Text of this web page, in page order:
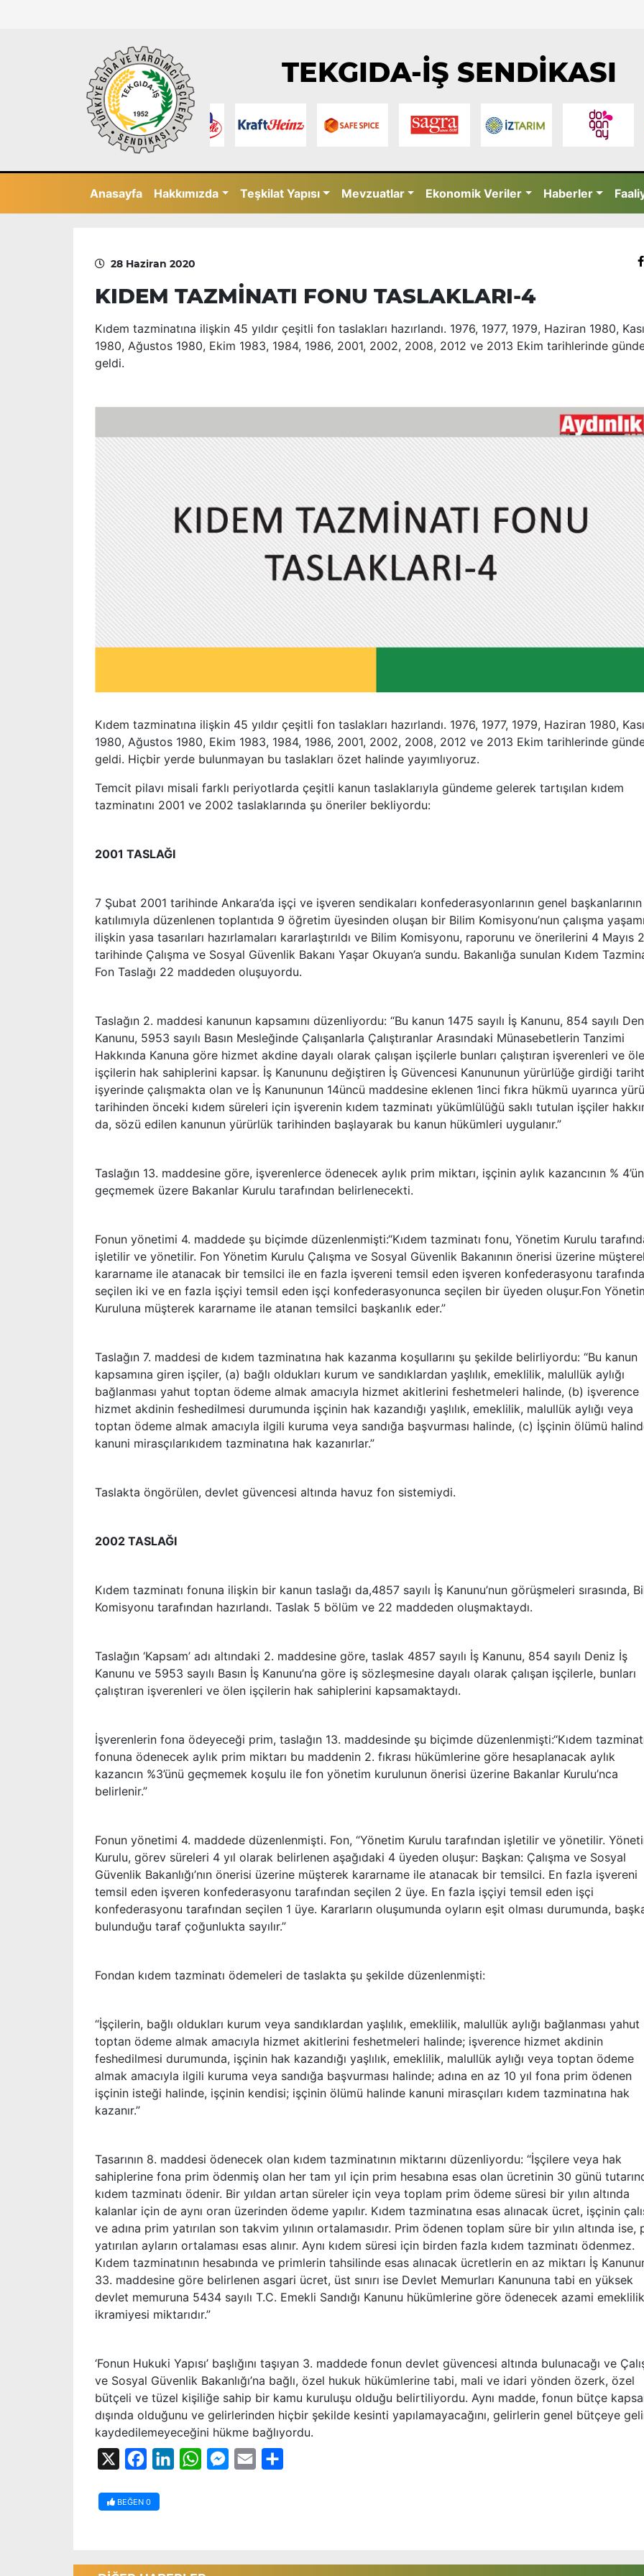
TEKGIDA-İŞ SENDİKASI
Anasayfa Hakkımızda Teşkilat Yapısı Mevzuatlar Ekonomik Veriler Haberler
28 Haziran 2020
KIDEM TAZMİNATI FONU TASLAKLARI-4
Kıdem tazminatına ilişkin 45 yıldır çeşitli fon taslakları hazırlandı. 1976, 1977, 1979, Haziran 1980,
1980, Ağustos 1980, Ekim 1983, 1984, 1986, 2001, 2002, 2008, 2012 ve 2013 Ekim tarihlerinde
geldi.
Kıdem tazminatına ilişkin 45 yıldır çeşitli fon taslakları hazırlandı. 1976, 1977, 1979, Haziran 1980,
1980, Ağustos 1980, Ekim 1983, 1984, 1986, 2001, 2002, 2008, 2012 ve 2013 Ekim tarihlerinde
geldi. Hiçbir yerde bulunmayan bu taslakları özet halinde yayımlıyoruz.
Temcit pilavı misali farklı periyotlarda çeşitli kanun taslaklarıyla gündeme gelerek tartışılan kıdem
tazminatını 2001 ve 2002 taslaklarında şu öneriler bekliyordu:
2001 TASLAĞI
7 Şubat 2001 tarihinde Ankara’da işçi ve işveren sendikaları konfederasyonlarının genel başkanlarının
katılımıyla düzenlenen toplantıda 9 öğretim üyesinden oluşan bir Bilim Komisyonu’nun çalışma
ilişkin yasa tasarıları hazırlamaları kararlaştırıldı ve Bilim Komisyonu, raporunu ve önerilerini 4 Mayıs
tarihinde Çalışma ve Sosyal Güvenlik Bakanı Yaşar Okuyan’a sundu. Bakanlığa sunulan Kıdem
Fon Taslağı 22 maddeden oluşuyordu.
Taslağın 2. maddesi kanunun kapsamını düzenliyordu: “Bu kanun 1475 sayılı İş Kanunu, 854 sayılı
Kanunu, 5953 sayılı Basın Mesleğinde Çalışanlarla Çalıştıranlar Arasındaki Münasebetlerin Tanzimi
Hakkında Kanuna göre hizmet akdine dayalı olarak çalışan işçilerle bunları çalıştıran işverenleri ve
işçilerin hak sahiplerini kapsar. İş Kanununu değiştiren İş Güvencesi Kanununun yürürlüğe girdiği
işyerinde çalışmakta olan ve İş Kanununun 14üncü maddesine eklenen 1inci fıkra hükmü uyarınca
tarihinden önceki kıdem süreleri için işverenin kıdem tazminatı yükümlülüğü saklı tutulan işçiler
da, sözü edilen kanunun yürürlük tarihinden başlayarak bu kanun hükümleri uygulanır.”
Taslağın 13. maddesine göre, işverenlerce ödenecek aylık prim miktarı, işçinin aylık kazancının %
geçmemek üzere Bakanlar Kurulu tarafından belirlenecekti.
Fonun yönetimi 4. maddede şu biçimde düzenlenmişti:“Kıdem tazminatı fonu, Yönetim Kurulu
işletilir ve yönetilir. Fon Yönetim Kurulu Çalışma ve Sosyal Güvenlik Bakanının önerisi üzerine
kararname ile atanacak bir temsilci ile en fazla işvereni temsil eden işveren konfederasyonu
seçilen iki ve en fazla işçiyi temsil eden işçi konfederasyonunca seçilen bir üyeden oluşur.Fon
Kuruluna müşterek kararname ile atanan temsilci başkanlık eder.”
Taslağın 7. maddesi de kıdem tazminatına hak kazanma koşullarını şu şekilde belirliyordu: “Bu kanun
kapsamına giren işçiler, (a) bağlı oldukları kurum ve sandıklardan yaşlılık, emeklilik, malullük aylığı
bağlanması yahut toptan ödeme almak amacıyla hizmet akitlerini feshetmeleri halinde, (b) işverence
hizmet akdinin feshedilmesi durumunda işçinin hak kazandığı yaşlılık, emeklilik, malullük aylığı veya
toptan ödeme almak amacıyla ilgili kuruma veya sandığa başvurması halinde, (c) İşçinin ölümü
kanuni mirasçılarıkıdem tazminatına hak kazanırlar.”
Taslakta öngörülen, devlet güvencesi altında havuz fon sistemiydi.
2002 TASLAĞI
Kıdem tazminatı fonuna ilişkin bir kanun taslağı da,4857 sayılı İş Kanunu’nun görüşmeleri sırasında,
Komisyonu tarafından hazırlandı. Taslak 5 bölüm ve 22 maddeden oluşmaktaydı.
Taslağın ‘Kapsam’ adı altındaki 2. maddesine göre, taslak 4857 sayılı İş Kanunu, 854 sayılı Deniz İş
Kanunu ve 5953 sayılı Basın İş Kanunu’na göre iş sözleşmesine dayalı olarak çalışan işçilerle, bunları
çalıştıran işverenleri ve ölen işçilerin hak sahiplerini kapsamaktaydı.
İşverenlerin fona ödeyeceği prim, taslağın 13. maddesinde şu biçimde düzenlenmişti:“Kıdem
fonuna ödenecek aylık prim miktarı bu maddenin 2. fıkrası hükümlerine göre hesaplanacak aylık
kazancın %3’ünü geçmemek koşulu ile fon yönetim kurulunun önerisi üzerine Bakanlar Kurulu’nca
belirlenir.”
Fonun yönetimi 4. maddede düzenlenmişti. Fon, “Yönetim Kurulu tarafından işletilir ve yönetilir.
Kurulu, görev süreleri 4 yıl olarak belirlenen aşağıdaki 4 üyeden oluşur: Başkan: Çalışma ve Sosyal
Güvenlik Bakanlığı’nın önerisi üzerine müşterek kararname ile atanacak bir temsilci. En fazla işvereni
temsil eden işveren konfederasyonu tarafından seçilen 2 üye. En fazla işçiyi temsil eden işçi
konfederasyonu tarafından seçilen 1 üye. Kararların oluşumunda oyların eşit olması durumunda,
bulunduğu taraf çoğunlukta sayılır.”
Fondan kıdem tazminatı ödemeleri de taslakta şu şekilde düzenlenmişti:
“İşçilerin, bağlı oldukları kurum veya sandıklardan yaşlılık, emeklilik, malullük aylığı bağlanması yahut
toptan ödeme almak amacıyla hizmet akitlerini feshetmeleri halinde; işverence hizmet akdinin
feshedilmesi durumunda, işçinin hak kazandığı yaşlılık, emeklilik, malullük aylığı veya toptan ödeme
almak amacıyla ilgili kuruma veya sandığa başvurması halinde; adına en az 10 yıl fona prim ödenen
işçinin isteği halinde, işçinin kendisi; işçinin ölümü halinde kanuni mirasçıları kıdem tazminatına hak
kazanır.”
Tasarının 8. maddesi ödenecek olan kıdem tazminatının miktarını düzenliyordu: “İşçilere veya hak
sahiplerine fona prim ödenmiş olan her tam yıl için prim hesabına esas olan ücretinin 30 günü
kıdem tazminatı ödenir. Bir yıldan artan süreler için veya toplam prim ödeme süresi bir yılın altında
kalanlar için de aynı oran üzerinden ödeme yapılır. Kıdem tazminatına esas alınacak ücret, işçinin
ve adına prim yatırılan son takvim yılının ortalamasıdır. Prim ödenen toplam süre bir yılın altında ise,
yatırılan ayların ortalaması esas alınır. Aynı kıdem süresi için birden fazla kıdem tazminatı ödenmez.
Kıdem tazminatının hesabında ve primlerin tahsilinde esas alınacak ücretlerin en az miktarı İş
33. maddesine göre belirlenen asgari ücret, üst sınırı ise Devlet Memurları Kanununa tabi en yüksek
devlet memuruna 5434 sayılı T.C. Emekli Sandığı Kanunu hükümlerine göre ödenecek azami emeklilik
ikramiyesi miktarıdır.”
‘Fonun Hukuki Yapısı’ başlığını taşıyan 3. maddede fonun devlet güvencesi altında bulunacağı ve
ve Sosyal Güvenlik Bakanlığı’na bağlı, özel hukuk hükümlerine tabi, mali ve idari yönden özerk, özel
bütçeli ve tüzel kişiliğe sahip bir kamu kuruluşu olduğu belirtiliyordu. Aynı madde, fonun bütçe
dışında olduğunu ve gelirlerinden hiçbir şekilde kesinti yapılamayacağını, gelirlerin genel bütçeye
kaydedilemeyeceğini hükme bağlıyordu.
FacebookLinkedInWhatsAppMessenger
Email
BEĞEN 0